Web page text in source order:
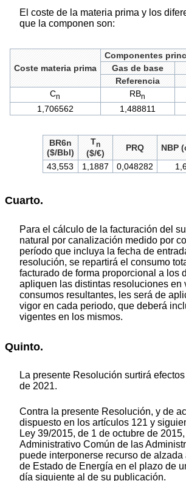
El coste de la materia prima y los
que la componen son:
Coste materia prima
Componentes
Gas de base
Referencia
Cn RBn
1,706562 1,488811
BR6n
($/Bbl)
Tn
($/€)
PRQ
NBP
43,553
1,1887 0,048282
Cuarto.
Para el cálculo de la facturación del
natural por canalización medido por
período que incluya la fecha de
resolución, se repartirá el consumo
facturado de forma proporcional a los
apliquen las distintas resoluciones en
consumos resultantes, les será de
vigor en cada periodo, que deberá
vigentes en los mismos.
Quinto.
La presente Resolución surtirá
de 2021.
Contra la presente Resolución, y de
dispuesto en los artículos 121 y
Ley 39/2015, de 1 de octubre de
Administrativo Común de las
puede interponerse recurso de
de Estado de Energía en el plazo de
día siguiente al de su publicación.